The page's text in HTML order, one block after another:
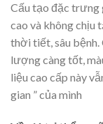
Cấu tạo đặc trưng
cao và không chịu
thời tiết, sâu bệnh.
lượng càng tốt,
liệu cao cấp này
gian ” của mình